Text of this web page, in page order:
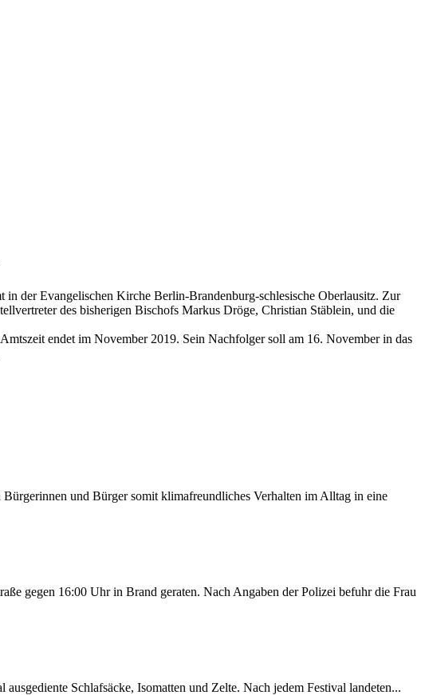
der Evangelischen Kirche Berlin-Brandenburg-schlesische Oberlausitz. Zur
des bisherigen Bischofs Markus Dröge, Christian Stäblein, und die
endet im November 2019. Sein Nachfolger soll am 16. November in das
und Bürger somit klimafreundliches Verhalten im Alltag in eine
gegen 16:00 Uhr in Brand geraten. Nach Angaben der Polizei befuhr die Frau
Schlafsäcke, Isomatten und Zelte. Nach jedem Festival landeten...